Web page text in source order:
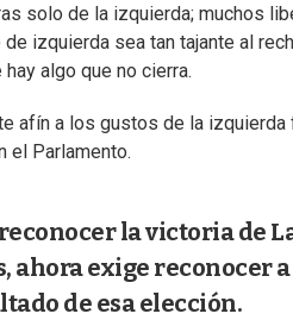
solo de la izquierda; muchos
izquierda sea tan tajante al
algo que no cierra.
afín a los gustos de la
el Parlamento.
la victoria de
ahora exige reconocer
de esa elección.